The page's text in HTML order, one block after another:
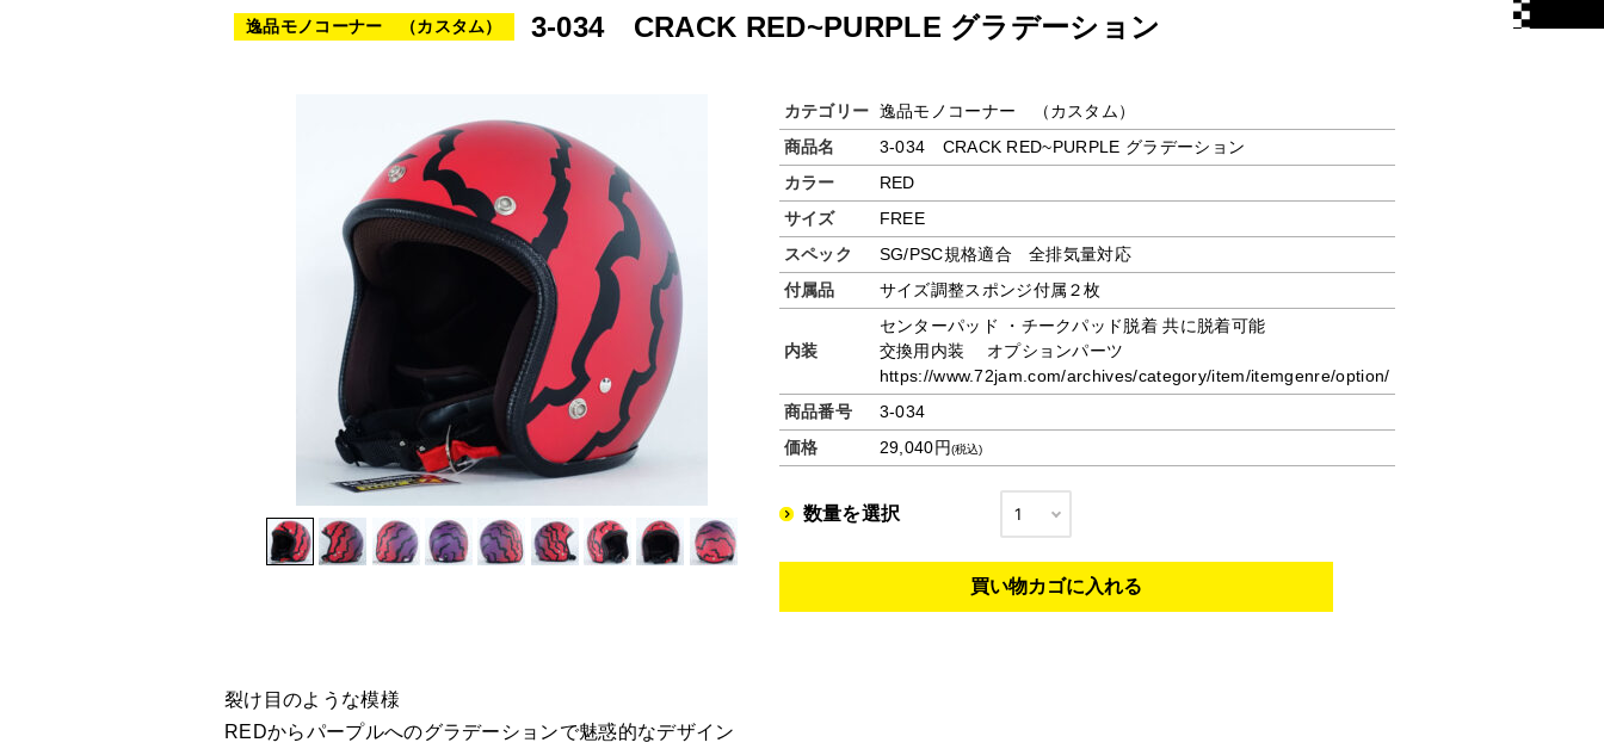
逸品モノコーナー （カスタム） 3-034 CRACK RED~PURPLE グラデーション
カテゴリー 逸品モノコーナー （カスタム）
商品名
3-034 CRACK RED~PURPLE グラデーション
カラー
RED
サイズ
FREE
スペック
SG/PSC規格適合 全排気量対応
付属品
サイズ調整スポンジ付属２枚
内装
センターパッド ・チークパッド脱着 共に脱着可能
交換用内装 オプションパーツ
https://www.72jam.com/archives/category/item/itemgenre/option/
商品番号
3-034
価格
29,040円(税込)
数量を選択
裂け目のような模様
REDからパープルへのグラデーションで魅惑的なデザイン